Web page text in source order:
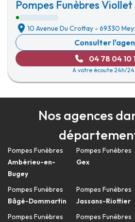
Pompes Funèbres
10 Avenue Du Crottay - 69330
Consulter
04 78 04 10
A votre écoute 24h/24
Nos agences
Pompes Funèbres
Ambérieu-en-
Bugey
Pompes Funèbres
Bâgé-Dommartin
Pompes Funèbres
Pompes Funèbres
Gex
Pompes Funèbres
Jassans-Riottier
Pompes Funèbres